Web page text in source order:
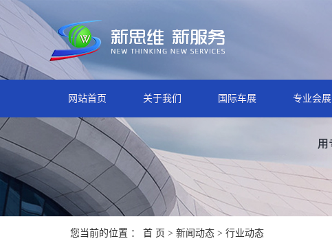
网站首页 关于我们 国际车展 专业会展
您当前的位置 ： 首 页 > 新闻动态 > 行业动态